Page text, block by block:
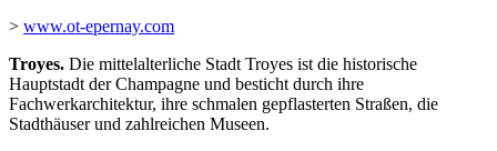
> www.ot-epernay.com
Troyes. Die mittelalterliche Stadt Troyes ist die historische
Hauptstadt der Champagne und besticht durch ihre
Fachwerkarchitektur, ihre schmalen gepflasterten Straßen, die
Stadthäuser und zahlreichen Museen.